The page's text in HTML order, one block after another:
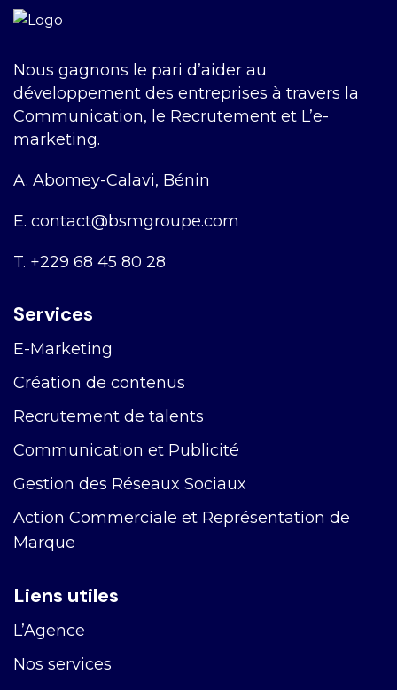
Nous gagnons le pari d’aider au
développement des entreprises à travers la
Communication, le Recrutement et L’e-
marketing.
A. Abomey-Calavi, Bénin
E. contact@bsmgroupe.com
T. +229 68 45 80 28
Services
E-Marketing
Création de contenus
Recrutement de talents
Communication et Publicité
Gestion des Réseaux Sociaux
Action Commerciale et Représentation de
Marque
Liens utiles
L’Agence
Nos services